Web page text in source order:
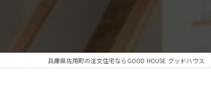
兵庫県佐用町の注文住宅ならGOOD HOUSE グッドハウス